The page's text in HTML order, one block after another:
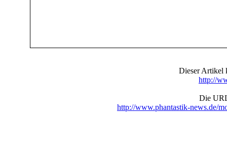
Dieser Artikel
http://
Die
http://www.phantastik-news.de/